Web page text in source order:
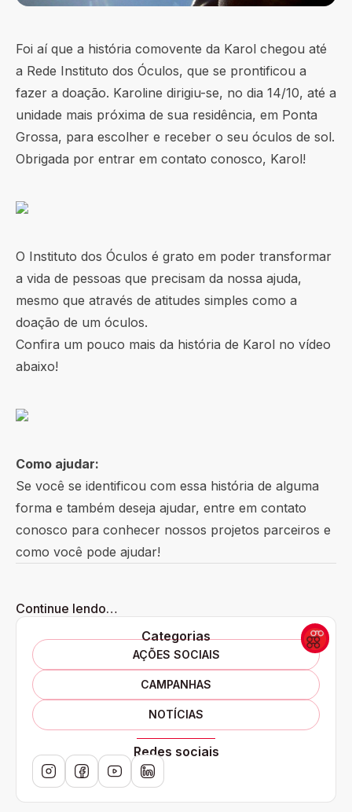
Foi aí que a história comovente da Karol chegou até
a Rede Instituto dos Óculos, que se prontificou a
fazer a doação. Karoline dirigiu-se, no dia 14/10, até a
unidade mais próxima de sua residência, em Ponta
Grossa, para escolher e receber o seu óculos de sol.
Obrigada por entrar em contato conosco, Karol!
O Instituto dos Óculos é grato em poder transformar
a vida de pessoas que precisam da nossa ajuda,
mesmo que através de atitudes simples como a
doação de um óculos.
Confira um pouco mais da história de Karol no vídeo
abaixo!
Como ajudar:
Se você se identificou com essa história de alguma
forma e também deseja ajudar, entre em contato
conosco para conhecer nossos projetos parceiros e
como você pode ajudar!
Continue lendo…
Categorias
AÇÕES SOCIAIS
CAMPANHAS
NOTÍCIAS
Redes sociais